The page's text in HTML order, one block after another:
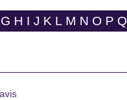
G H I J K L M N O P Q